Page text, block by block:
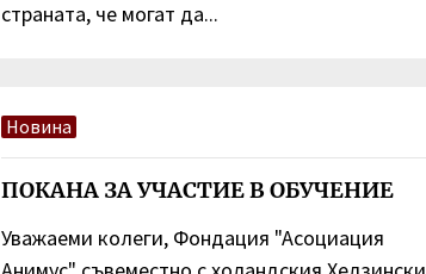
страната, че могат да...
Новина
ПОКАНА ЗА УЧАСТИЕ В ОБУЧЕНИЕ
Уважаеми колеги, Фондация "Асоциация